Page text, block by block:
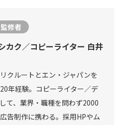
修者
カク／コピーライター 白井
クルートとエン・ジャパンを
年経験。コピーライター／デ
て、業界・職種を問わず2000
告制作に携わる。採用HPやム